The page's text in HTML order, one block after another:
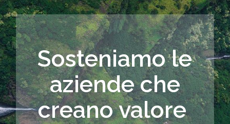
Sosteniamo le
aziende che
creano valore